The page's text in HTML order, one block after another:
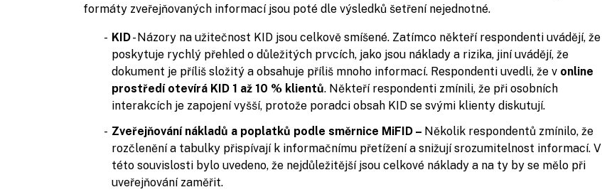
formáty zveřejňovaných informací jsou poté dle výsledků šetření nejednotné.
KID- Názory na užitečnost KID jsou celkově smíšené. Zatímco někteří respondenti uvádějí, že
poskytuje rychlý přehled o důležitých prvcích, jako jsou náklady a rizika, jiní uvádějí, že
dokument je příliš složitý a obsahuje příliš mnoho informací. Respondenti uvedli, že v online
prostředí otevírá KID 1 až 10 % klientů. Někteří respondenti zmínili, že při osobních
interakcích je zapojení vyšší, protože poradci obsah KID se svými klienty diskutují.
Zveřejňování nákladů a poplatků podle směrnice MiFID – Několik respondentů zmínilo, že
rozčlenění a tabulky přispívají k informačnímu přetížení a snižují srozumitelnost informací. V
této souvislosti bylo uvedeno, že nejdůležitější jsou celkové náklady a na ty by se mělo při
uveřejňování zaměřit.